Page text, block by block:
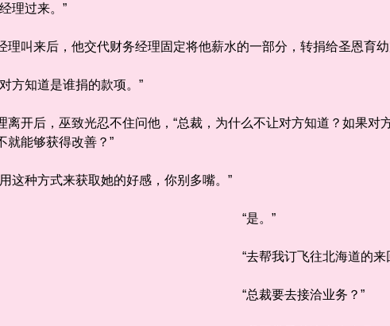
过来。”
叫来后，他交代财务经理固定将他薪水的一部分，转捐给圣恩育幼
知道是谁捐的款项。”
后，巫致光忍不住问他，“总裁，为什么不让对方知道？如果对
就能够获得改善？”
种方式来获取她的好感，你别多嘴。”
“是。”
“去帮我订飞往北海道的来
“总裁要去接洽业务？”